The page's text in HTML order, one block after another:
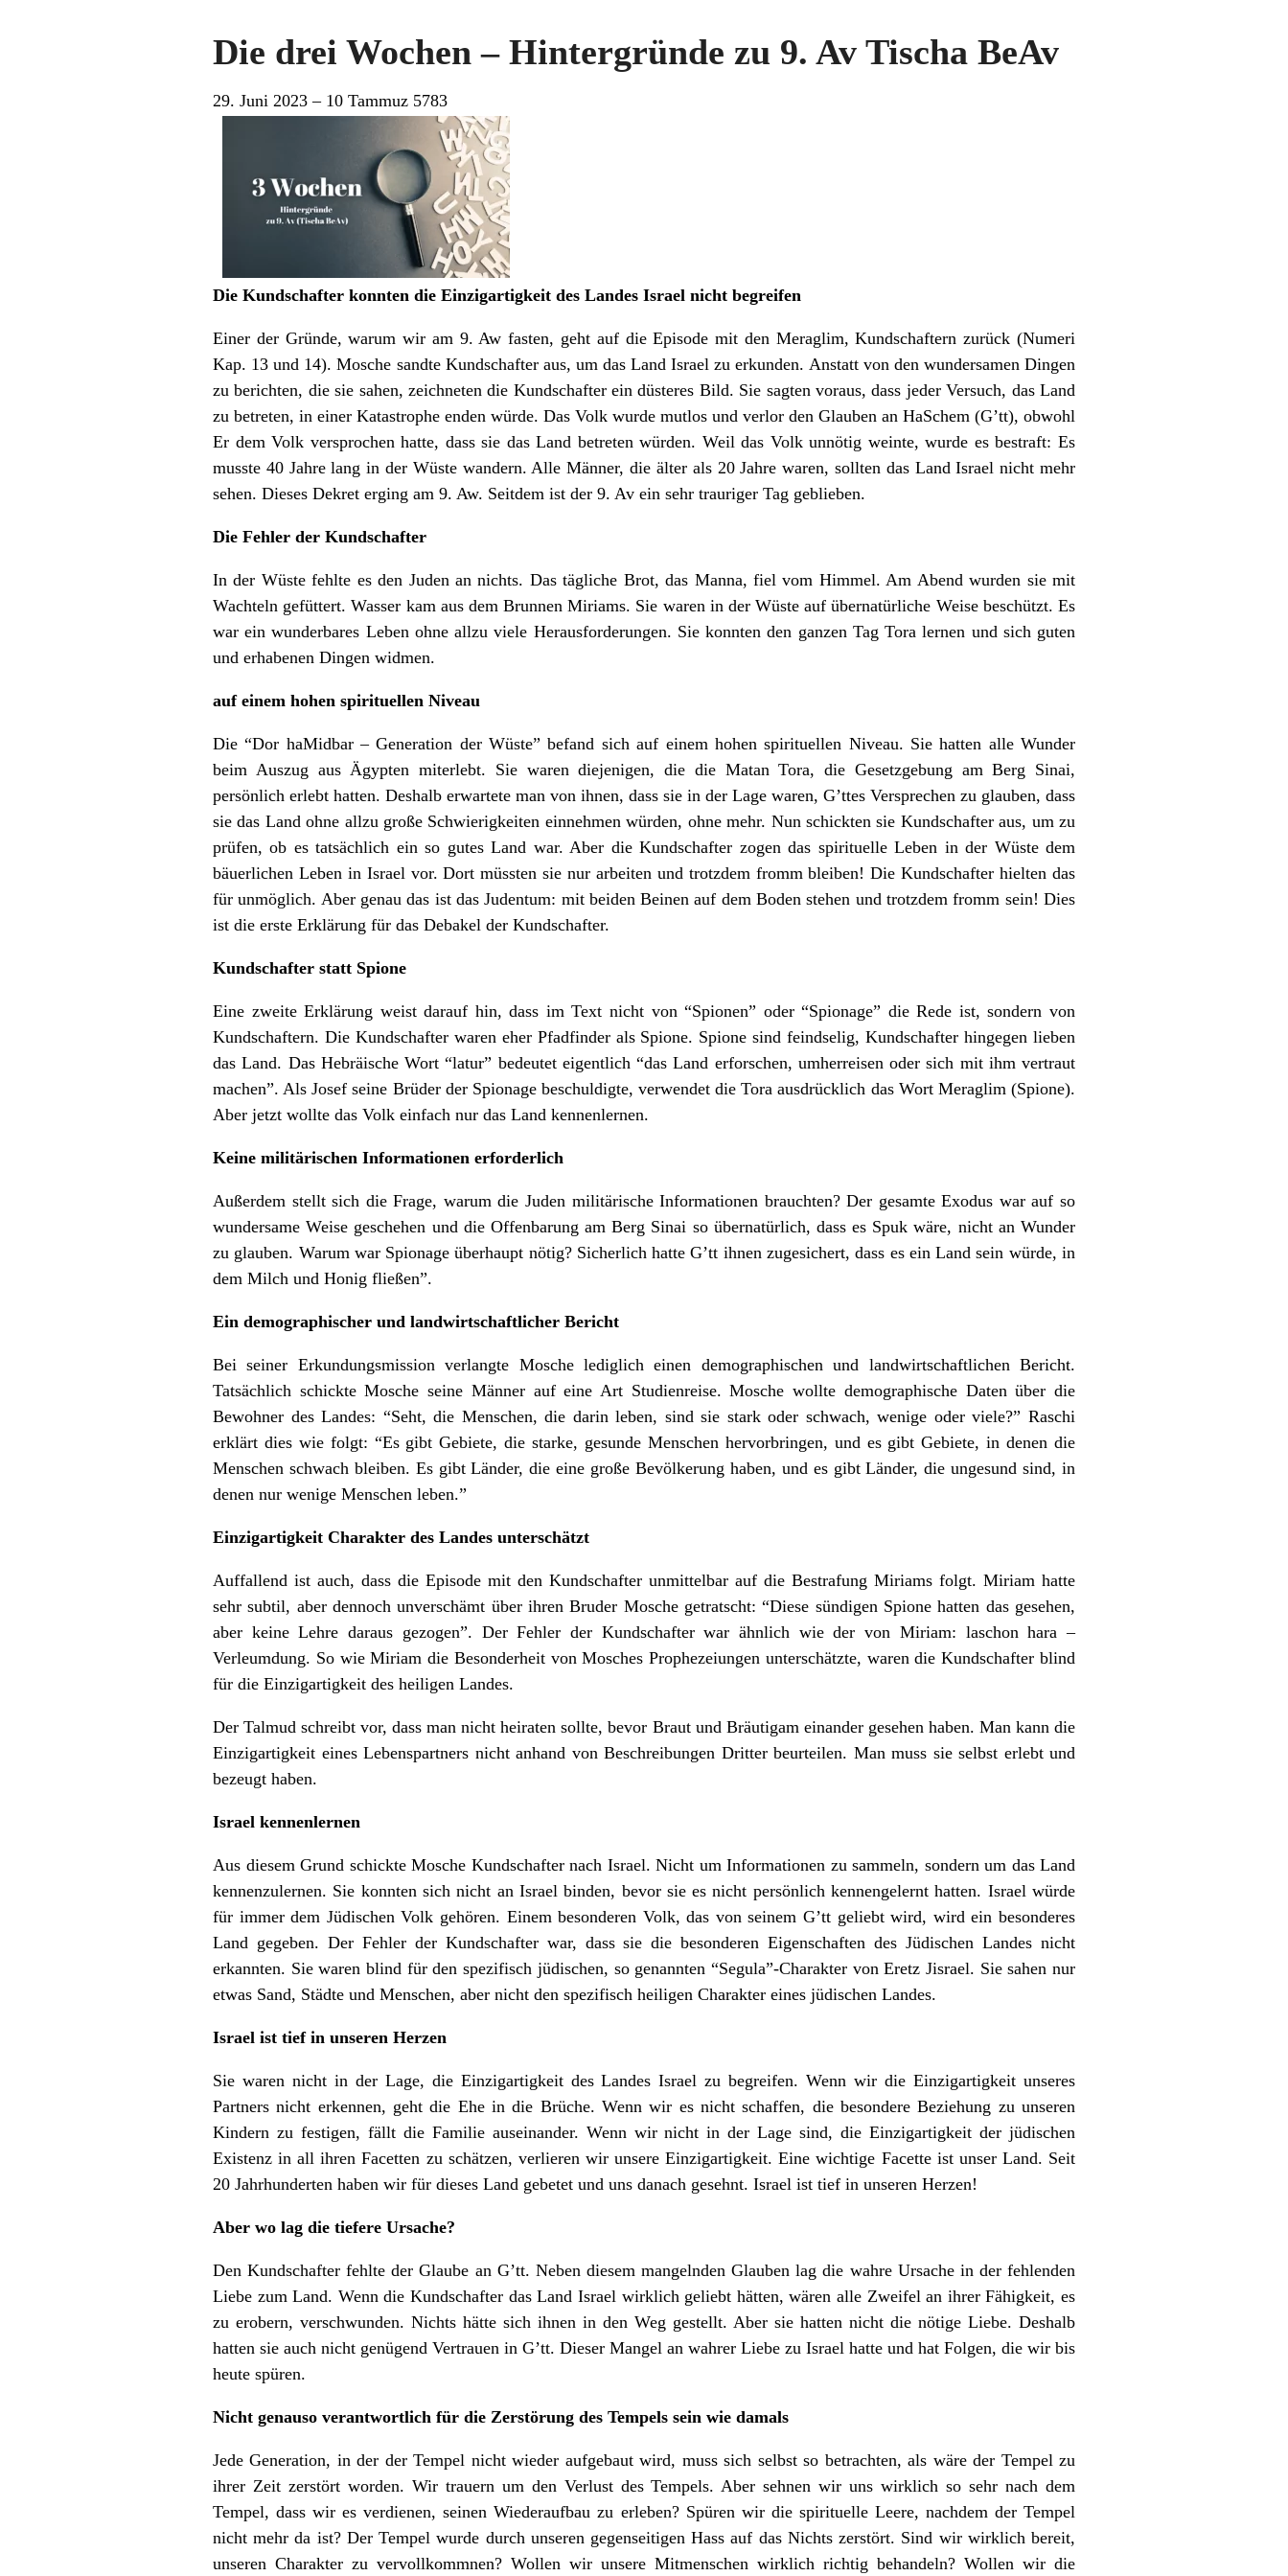
Die drei Wochen – Hintergründe zu 9. Av Tischa BeAv
29. Juni 2023 – 10 Tammuz 5783
Die Kundschafter konnten die Einzigartigkeit des Landes Israel nicht begreifen
Einer der Gründe, warum wir am 9. Aw fasten, geht auf die Episode mit den Meraglim, Kundschaftern zurück (Numeri
Kap. 13 und 14). Mosche sandte Kundschafter aus, um das Land Israel zu erkunden. Anstatt von den wundersamen Dingen
zu berichten, die sie sahen, zeichneten die Kundschafter ein düsteres Bild. Sie sagten voraus, dass jeder Versuch, das Land
zu betreten, in einer Katastrophe enden würde. Das Volk wurde mutlos und verlor den Glauben an HaSchem (G’tt), obwohl
Er dem Volk versprochen hatte, dass sie das Land betreten würden. Weil das Volk unnötig weinte, wurde es bestraft: Es
musste 40 Jahre lang in der Wüste wandern. Alle Männer, die älter als 20 Jahre waren, sollten das Land Israel nicht mehr
sehen. Dieses Dekret erging am 9. Aw. Seitdem ist der 9. Av ein sehr trauriger Tag geblieben.
Die Fehler der Kundschafter
In der Wüste fehlte es den Juden an nichts. Das tägliche Brot, das Manna, fiel vom Himmel. Am Abend wurden sie mit
Wachteln gefüttert. Wasser kam aus dem Brunnen Miriams. Sie waren in der Wüste auf übernatürliche Weise beschützt. Es
war ein wunderbares Leben ohne allzu viele Herausforderungen. Sie konnten den ganzen Tag Tora lernen und sich guten
und erhabenen Dingen widmen.
auf einem hohen spirituellen Niveau
Die “Dor haMidbar – Generation der Wüste” befand sich auf einem hohen spirituellen Niveau. Sie hatten alle Wunder
beim Auszug aus Ägypten miterlebt. Sie waren diejenigen, die die Matan Tora, die Gesetzgebung am Berg Sinai,
persönlich erlebt hatten. Deshalb erwartete man von ihnen, dass sie in der Lage waren, G’ttes Versprechen zu glauben, dass
sie das Land ohne allzu große Schwierigkeiten einnehmen würden, ohne mehr. Nun schickten sie Kundschafter aus, um zu
prüfen, ob es tatsächlich ein so gutes Land war. Aber die Kundschafter zogen das spirituelle Leben in der Wüste dem
bäuerlichen Leben in Israel vor. Dort müssten sie nur arbeiten und trotzdem fromm bleiben! Die Kundschafter hielten das
für unmöglich. Aber genau das ist das Judentum: mit beiden Beinen auf dem Boden stehen und trotzdem fromm sein! Dies
ist die erste Erklärung für das Debakel der Kundschafter.
Kundschafter statt Spione
Eine zweite Erklärung weist darauf hin, dass im Text nicht von “Spionen” oder “Spionage” die Rede ist, sondern von
Kundschaftern. Die Kundschafter waren eher Pfadfinder als Spione. Spione sind feindselig, Kundschafter hingegen lieben
das Land. Das Hebräische Wort “latur” bedeutet eigentlich “das Land erforschen, umherreisen oder sich mit ihm vertraut
machen”. Als Josef seine Brüder der Spionage beschuldigte, verwendet die Tora ausdrücklich das Wort Meraglim (Spione).
Aber jetzt wollte das Volk einfach nur das Land kennenlernen.
Keine militärischen Informationen erforderlich
Außerdem stellt sich die Frage, warum die Juden militärische Informationen brauchten? Der gesamte Exodus war auf so
wundersame Weise geschehen und die Offenbarung am Berg Sinai so übernatürlich, dass es Spuk wäre, nicht an Wunder
zu glauben. Warum war Spionage überhaupt nötig? Sicherlich hatte G’tt ihnen zugesichert, dass es ein Land sein würde, in
dem Milch und Honig fließen”.
Ein demographischer und landwirtschaftlicher Bericht
Bei seiner Erkundungsmission verlangte Mosche lediglich einen demographischen und landwirtschaftlichen Bericht.
Tatsächlich schickte Mosche seine Männer auf eine Art Studienreise. Mosche wollte demographische Daten über die
Bewohner des Landes: “Seht, die Menschen, die darin leben, sind sie stark oder schwach, wenige oder viele?” Raschi
erklärt dies wie folgt: “Es gibt Gebiete, die starke, gesunde Menschen hervorbringen, und es gibt Gebiete, in denen die
Menschen schwach bleiben. Es gibt Länder, die eine große Bevölkerung haben, und es gibt Länder, die ungesund sind, in
denen nur wenige Menschen leben.”
Einzigartigkeit Charakter des Landes unterschätzt
Auffallend ist auch, dass die Episode mit den Kundschafter unmittelbar auf die Bestrafung Miriams folgt. Miriam hatte
sehr subtil, aber dennoch unverschämt über ihren Bruder Mosche getratscht: “Diese sündigen Spione hatten das gesehen,
aber keine Lehre daraus gezogen”. Der Fehler der Kundschafter war ähnlich wie der von Miriam: laschon hara –
Verleumdung. So wie Miriam die Besonderheit von Mosches Prophezeiungen unterschätzte, waren die Kundschafter blind
für die Einzigartigkeit des heiligen Landes.
Der Talmud schreibt vor, dass man nicht heiraten sollte, bevor Braut und Bräutigam einander gesehen haben. Man kann die
Einzigartigkeit eines Lebenspartners nicht anhand von Beschreibungen Dritter beurteilen. Man muss sie selbst erlebt und
bezeugt haben.
Israel kennenlernen
Aus diesem Grund schickte Mosche Kundschafter nach Israel. Nicht um Informationen zu sammeln, sondern um das Land
kennenzulernen. Sie konnten sich nicht an Israel binden, bevor sie es nicht persönlich kennengelernt hatten. Israel würde
für immer dem Jüdischen Volk gehören. Einem besonderen Volk, das von seinem G’tt geliebt wird, wird ein besonderes
Land gegeben. Der Fehler der Kundschafter war, dass sie die besonderen Eigenschaften des Jüdischen Landes nicht
erkannten. Sie waren blind für den spezifisch jüdischen, so genannten “Segula”-Charakter von Eretz Jisrael. Sie sahen nur
etwas Sand, Städte und Menschen, aber nicht den spezifisch heiligen Charakter eines jüdischen Landes.
Israel ist tief in unseren Herzen
Sie waren nicht in der Lage, die Einzigartigkeit des Landes Israel zu begreifen. Wenn wir die Einzigartigkeit unseres
Partners nicht erkennen, geht die Ehe in die Brüche. Wenn wir es nicht schaffen, die besondere Beziehung zu unseren
Kindern zu festigen, fällt die Familie auseinander. Wenn wir nicht in der Lage sind, die Einzigartigkeit der jüdischen
Existenz in all ihren Facetten zu schätzen, verlieren wir unsere Einzigartigkeit. Eine wichtige Facette ist unser Land. Seit
20 Jahrhunderten haben wir für dieses Land gebetet und uns danach gesehnt. Israel ist tief in unseren Herzen!
Aber wo lag die tiefere Ursache?
Den Kundschafter fehlte der Glaube an G’tt. Neben diesem mangelnden Glauben lag die wahre Ursache in der fehlenden
Liebe zum Land. Wenn die Kundschafter das Land Israel wirklich geliebt hätten, wären alle Zweifel an ihrer Fähigkeit, es
zu erobern, verschwunden. Nichts hätte sich ihnen in den Weg gestellt. Aber sie hatten nicht die nötige Liebe. Deshalb
hatten sie auch nicht genügend Vertrauen in G’tt. Dieser Mangel an wahrer Liebe zu Israel hatte und hat Folgen, die wir bis
heute spüren.
Nicht genauso verantwortlich für die Zerstörung des Tempels sein wie damals
Jede Generation, in der der Tempel nicht wieder aufgebaut wird, muss sich selbst so betrachten, als wäre der Tempel zu
ihrer Zeit zerstört worden. Wir trauern um den Verlust des Tempels. Aber sehnen wir uns wirklich so sehr nach dem
Tempel, dass wir es verdienen, seinen Wiederaufbau zu erleben? Spüren wir die spirituelle Leere, nachdem der Tempel
nicht mehr da ist? Der Tempel wurde durch unseren gegenseitigen Hass auf das Nichts zerstört. Sind wir wirklich bereit,
unseren Charakter zu vervollkommnen? Wollen wir unsere Mitmenschen wirklich richtig behandeln? Wollen wir die